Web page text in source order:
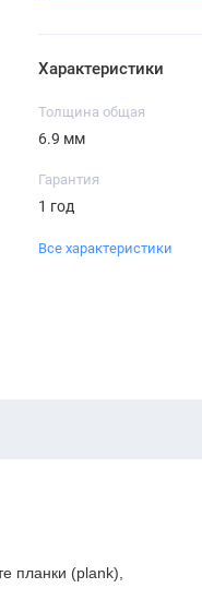
Характеристики
Толщина общая
6.9 мм
Гарантия
1 год
Все характеристики
планки (plank),